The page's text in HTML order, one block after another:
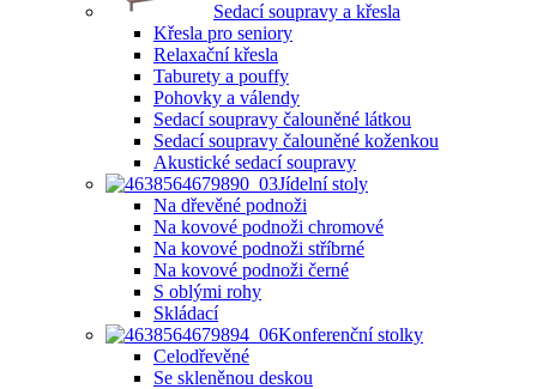
Sedací soupravy a křesla
Křesla pro seniory
Relaxační křesla
Taburety a pouffy
Pohovky a válendy
Sedací soupravy čalouněné látkou
Sedací soupravy čalouněné koženkou
Akustické sedací soupravy
Jídelní stoly
Na dřevěné podnoži
Na kovové podnoži chromové
Na kovové podnoži stříbrné
Na kovové podnoži černé
S oblými rohy
Skládací
Konferenční stolky
Celodřevěné
Se skleněnou deskou